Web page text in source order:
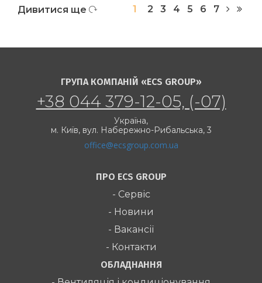
1 2 3 4 5 6 7
Дивитися ще
ПРО ECS GROUP
- Сервіс
- Новини
- Вакансії
- Контакти
ОБЛАДНАННЯ
ГРУПА КОМПАНІЙ «ECS GROUP»
+38 044 379-12-05, (-07)
Україна,
м. Київ, вул. Набережно-Рибальська, 3
office@ecsgroup.com.ua